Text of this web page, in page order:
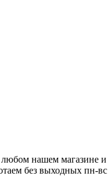
нашем магазине и
без выходных пн-вс